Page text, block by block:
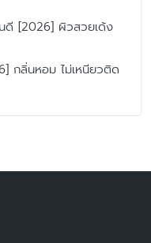
ดี [2026] ผิวสวยเด้ง
กลิ่นหอม ไม่เหนียวติด